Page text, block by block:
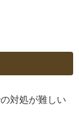
対処が難しい